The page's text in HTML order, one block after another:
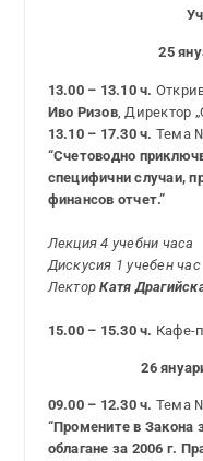
25
13.00 – 13.10 ч.
Иво Ризов, Директор
13.10 – 17.30 ч. Тема
“Счетоводно
специфични случаи,
финансов отчет.”
Лекция 4 учебни часа
Дискусия 1 учебен час
ЛекторКатя
15.00 – 15.30 ч. Кафе-
26
09.00 – 12.30 ч. Тема
“Промените в Закона
облагане за 2006 г.